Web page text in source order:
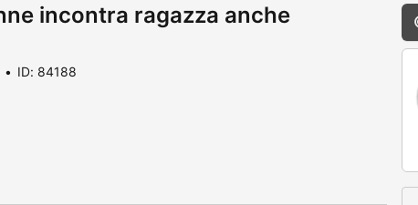
incontra ragazza anche
ID: 84188